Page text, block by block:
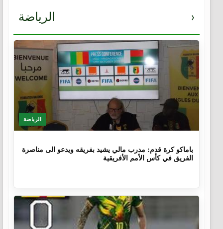
الرياضة ›
الرياضة
باماكو كرة قدم: مدرب مالي يشيد بفريقه ويدعو الى مناصرة
الفريق في كأس الأمم الأفريقية